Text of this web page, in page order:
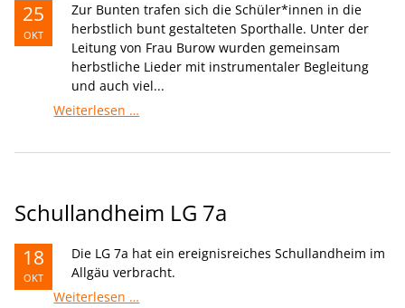
25
OKT
Zur Bunten trafen sich die Schüler*innen in die
herbstlich bunt gestalteten Sporthalle. Unter der
Leitung von Frau Burow wurden gemeinsam
herbstliche Lieder mit instrumentaler Begleitung
und auch viel...
Weiterlesen …
Schullandheim LG 7a
18
OKT
Die LG 7a hat ein ereignisreiches Schullandheim im
Allgäu verbracht.
Weiterlesen …